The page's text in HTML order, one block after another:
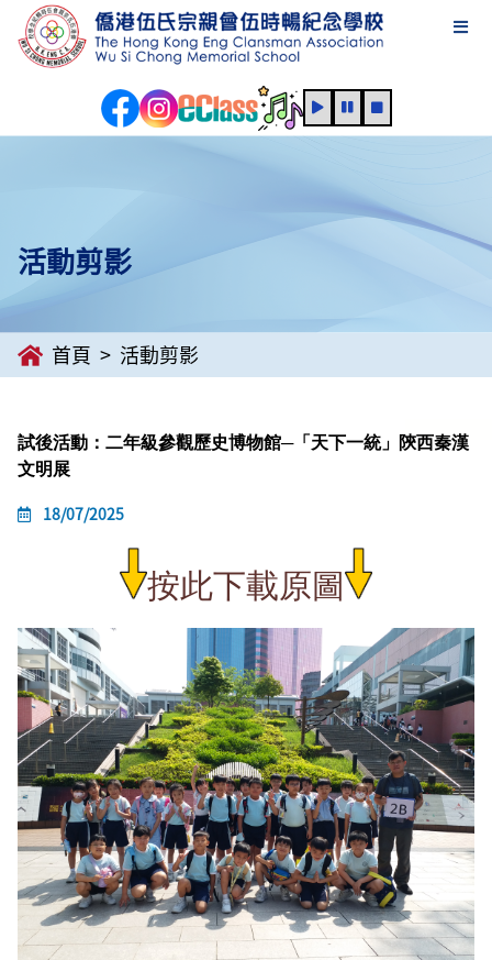
活動剪影
首頁 活動剪影
試後活動：二年級參觀歷史博物館─「天下一統」陝西秦漢
文明展
18/07/2025
按此下載原圖